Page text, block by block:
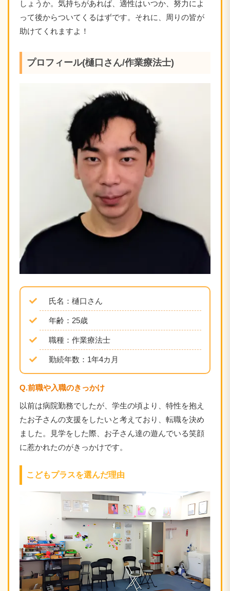
しょうか。気持ちがあれば、適性はいつか、努力によ
って後からついてくるはずです。それに、周りの皆が
助けてくれますよ！
プロフィール(樋口さん/作業療法士)
氏名： 樋口さん
年齢：25歳
職種： 作業療法士
勤続年数：1年4カ月
Q.前職や入職のきっかけ
以前は病院勤務でしたが、学生の頃より、特性を抱え
たお子さんの支援をしたいと考えており、転職を決め
ました。見学をした際、お子さん達の遊んでいる笑顔
に惹かれたのがきっかけです。
こどもプラスを選んだ理由